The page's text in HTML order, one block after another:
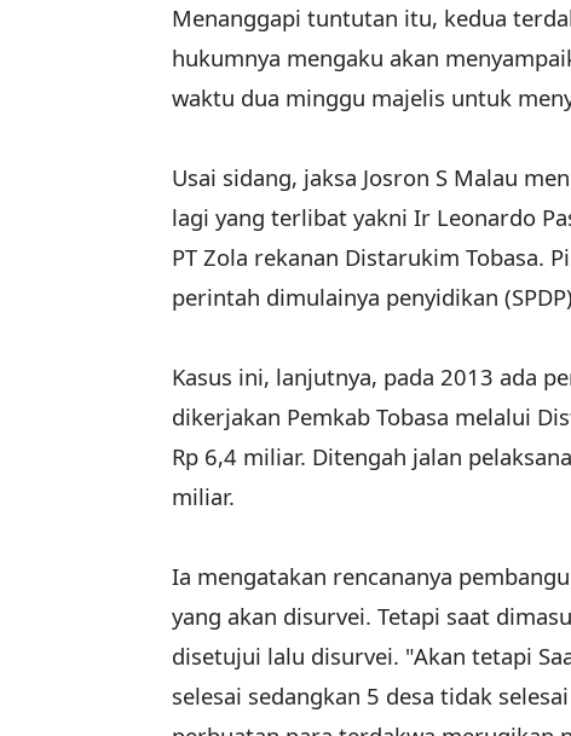
Menanggapi tuntutan itu, kedua
hukumnya mengaku akan
waktu dua minggu majelis untuk
Usai sidang, jaksa Josron S Malau
lagi yang terlibat yakni Ir Leonardo
PT Zola rekanan Distarukim Tobasa.
perintah dimulainya penyidikan
Kasus ini, lanjutnya, pada 2013 ada
dikerjakan Pemkab Tobasa melalui
Rp 6,4 miliar. Ditengah jalan
miliar.
Ia mengatakan rencananya
yang akan disurvei. Tetapi saat
disetujui lalu disurvei. "Akan tetapi
selesai sedangkan 5 desa tidak